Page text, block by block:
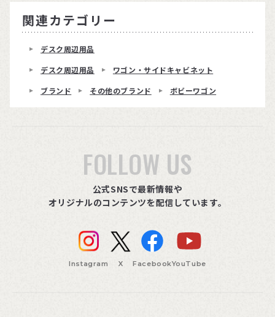
関連カテゴリー
デスク周辺用品
デスク周辺用品
ワゴン・サイドキャビネット
ブランド
その他のブランド ボビーワゴン
FOLLOW US
公式SNSで最新情報や
オリジナルのコンテンツを配信しています。
Instagram X FacebookYouTube